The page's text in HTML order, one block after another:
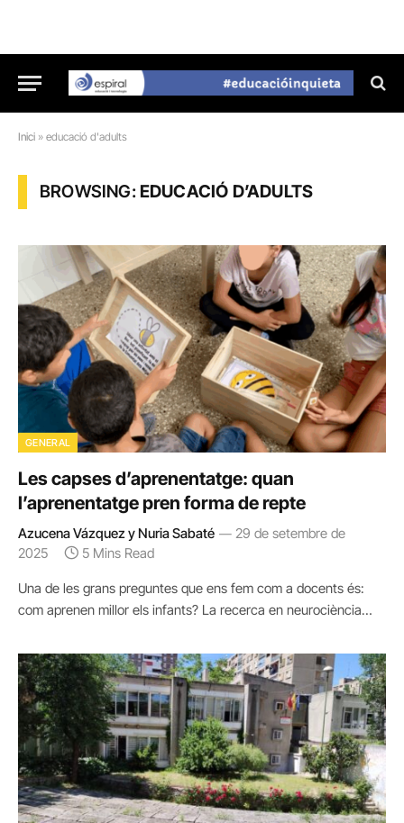
Inici » educació d'adults
BROWSING:EDUCACIÓ D’ADULTS
GENERAL
Les capses d’aprenentatge: quan
l’aprenentatge pren forma de repte
Azucena Vázquez y Nuria Sabaté
29 de setembre de
2025
5 Mins Read
Una de les grans preguntes que ens fem com a docents és:
com aprenen millor els infants? La recerca en neurociència…